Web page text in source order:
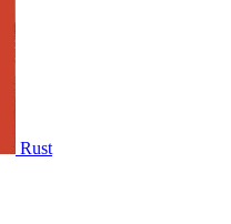
Rust